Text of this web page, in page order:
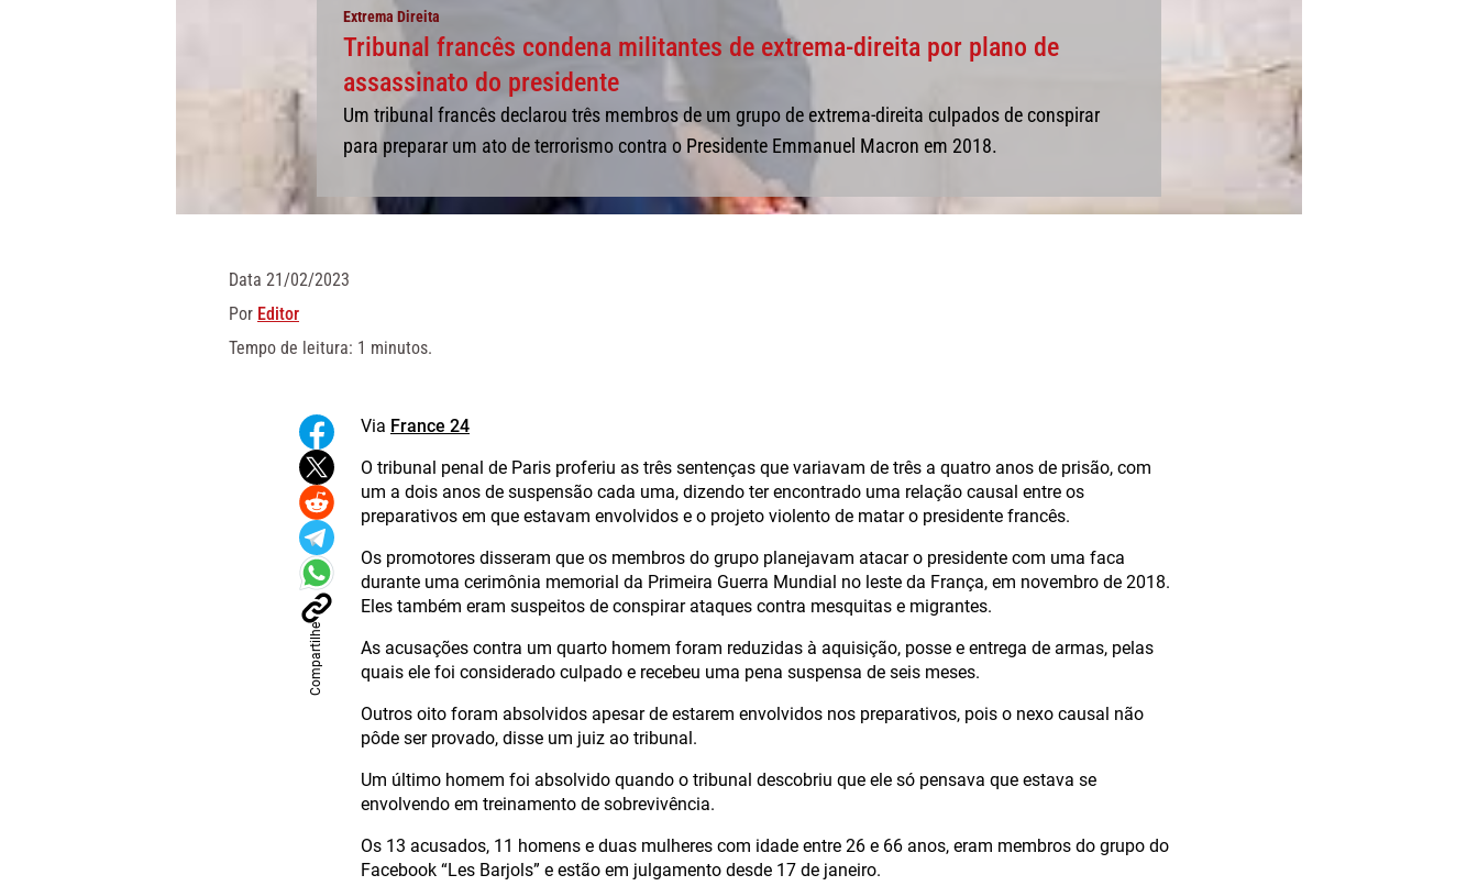
Extrema Direita
Tribunal francês condena militantes de extrema-direita por plano de
assassinato do presidente
Um tribunal francês declarou três membros de um grupo de extrema-direita culpados de conspirar
para preparar um ato de terrorismo contra o Presidente Emmanuel Macron em 2018.
Data 21/02/2023
Por Editor
Tempo de leitura: 1 minutos.
Compartilhe
Via France 24
O tribunal penal de Paris proferiu as três sentenças que variavam de três a quatro anos de prisão, com
um a dois anos de suspensão cada uma, dizendo ter encontrado uma relação causal entre os
preparativos em que estavam envolvidos e o projeto violento de matar o presidente francês.
Os promotores disseram que os membros do grupo planejavam atacar o presidente com uma faca
durante uma cerimônia memorial da Primeira Guerra Mundial no leste da França, em novembro de 2018.
Eles também eram suspeitos de conspirar ataques contra mesquitas e migrantes.
As acusações contra um quarto homem foram reduzidas à aquisição, posse e entrega de armas, pelas
quais ele foi considerado culpado e recebeu uma pena suspensa de seis meses.
Outros oito foram absolvidos apesar de estarem envolvidos nos preparativos, pois o nexo causal não
pôde ser provado, disse um juiz ao tribunal.
Um último homem foi absolvido quando o tribunal descobriu que ele só pensava que estava se
envolvendo em treinamento de sobrevivência.
Os 13 acusados, 11 homens e duas mulheres com idade entre 26 e 66 anos, eram membros do grupo do
Facebook “Les Barjols” e estão em julgamento desde 17 de janeiro.